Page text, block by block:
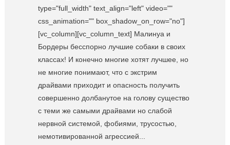
type="full_width" text_align="left" video=""
css_animation="" box_shadow_on_row="no"]
[vc_column][vc_column_text] Малинуа и
Бордеры бесспорно лучшие собаки в своих
классах! И конечно многие хотят лучшее, но
не многие понимают, что с экстрим
драйвами приходит и опасность получить
совершенно долбанутое на голову существо
с теми же самыми драйвами но слабой
нервной системой, фобиями, трусостью,
немотивированной агрессией...